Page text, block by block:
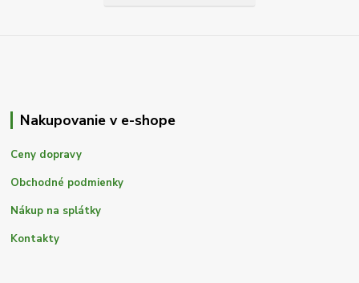
Nakupovanie v e-shope
Ceny dopravy
Obchodné podmienky
Nákup na splátky
Kontakty